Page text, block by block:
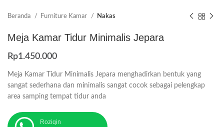
Beranda Furniture Kamar Nakas
Meja Kamar Tidur Minimalis Jepara
Rp1.450.000
Meja Kamar Tidur Minimalis Jepara menghadirkan bentuk yang
sangat sederhana dan minimalis sangat cocok sebagai pelengkap
area samping tempat tidur anda
Roziqin